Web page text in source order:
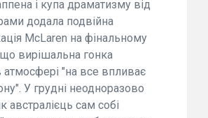
і купа драматизму від
додала подвійна
McLaren на фінальному
що вирішальна гонка
атмосфері "на все впливає
У грудні неодноразово
австралієць сам собі